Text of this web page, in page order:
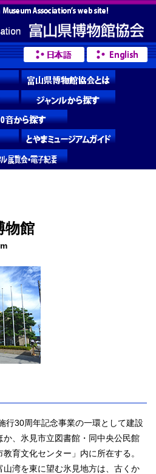
物館
行30周年記念事業の一環として建設
、氷見市立図書館・同中央公民館
育文化センター」内に所在する。
湾を東に望む氷見地方は、古くか